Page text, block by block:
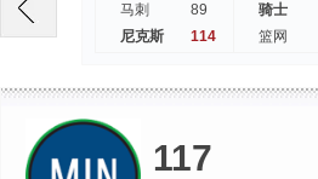
马刺
89
尼克斯
114
骑士
篮网
117